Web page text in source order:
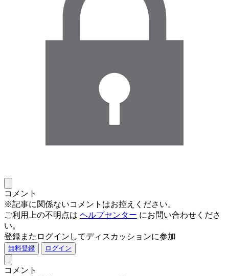
コメント
※記事に関係ないコメントはお控えください。
ご利用上の不明点は ヘルプセンター にお問い合わせくださ
い。
登録またログインしてディスカッションに参加
無料登録 ログイン
コメント